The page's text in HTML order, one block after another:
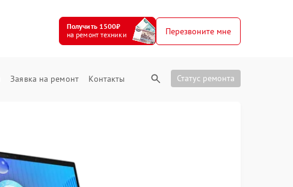
Получить 1500₽
на ремонт техники
Перезвоните мне
Заявка на ремонт Контакты Статус ремонта